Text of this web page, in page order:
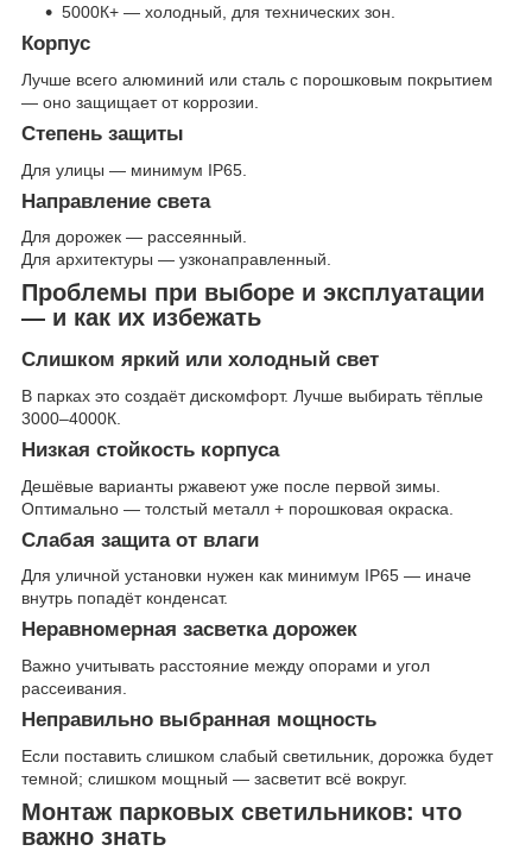
5000К+ — холодный, для технических зон.
Корпус
Лучше всего алюминий или сталь c порошковым покрытием
— оно защищает от коррозии.
Степень защиты
Для улицы — минимум IP65.
Направление света
Для дорожек — рассеянный.
Для архитектуры — узконаправленный.
Проблемы при выборе и эксплуатации
— и как их избежать
Слишком яркий или холодный свет
В парках это создаёт дискомфорт. Лучше выбирать тёплые
3000–4000К.
Низкая стойкость корпуса
Дешёвые варианты ржавеют уже после первой зимы.
Оптимально — толстый металл + порошковая окраска.
Слабая защита от влаги
Для уличной установки нужен как минимум IP65 — иначе
внутрь попадёт конденсат.
Неравномерная засветка дорожек
Важно учитывать расстояние между опорами и угол
рассеивания.
Неправильно выбранная мощность
Если поставить слишком слабый светильник, дорожка будет
темной; слишком мощный — засветит всё вокруг.
Монтаж парковых светильников: что
важно знать